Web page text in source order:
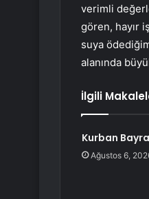
verimli
gören, hayır
suya
alanında
İlgili
Kurban
Ağustos 6,